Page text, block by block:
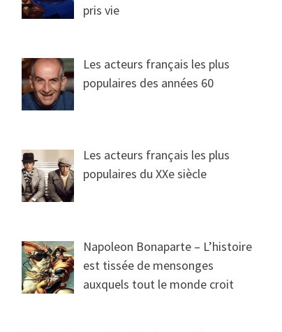
pris vie
Les acteurs français les plus
populaires des années 60
Les acteurs français les plus
populaires du XXe siècle
Napoleon Bonaparte – L’histoire
est tissée de mensonges
auxquels tout le monde croit